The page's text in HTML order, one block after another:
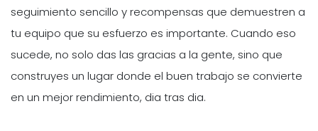
seguimiento sencillo y recompensas que demuestren a
tu equipo que su esfuerzo es importante. Cuando eso
sucede, no solo das las gracias a la gente, sino que
construyes un lugar donde el buen trabajo se convierte
en un mejor rendimiento, dia tras dia.